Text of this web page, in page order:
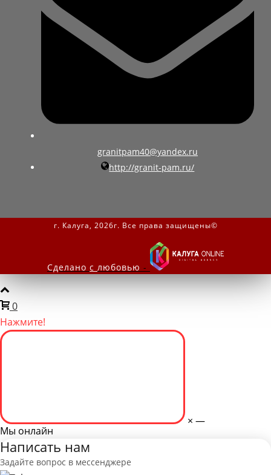
granitpam40@yandex.ru
http://granit-pam.ru/
г. Калуга, 2026г. Все права защищены©
Сделано с любовью -
0
Нажмите!
× —
Мы онлайн
Написать нам
Задайте вопрос в мессенджере